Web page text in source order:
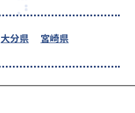
大分県
宮崎県